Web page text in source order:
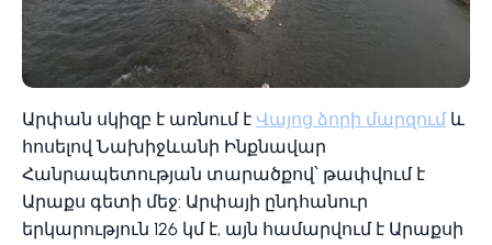
Արփան սկիզբ է առնում է Վայոց ձորի մարզումև
հոսելով Նախիջևանի Ինքնավար
Հանրապետության տարածքով՝ թափվում է
Արաքս գետի մեջ: Արփայի ընդհանուր
երկարություն 126 կմ է, այն համարվում է Արաքսի